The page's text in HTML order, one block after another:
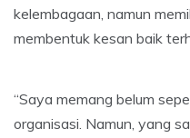
kelembagaan, namun
membentuk kesan baik
“Saya memang belum
organisasi. Namun, yang